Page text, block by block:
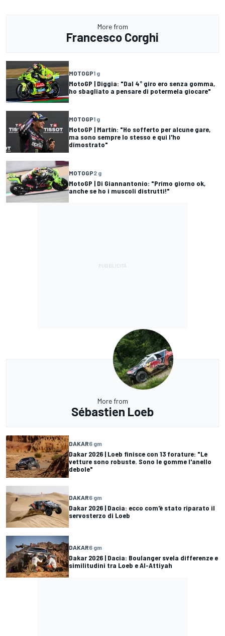
More from
Francesco Corghi
MOTOGP1 g
MotoGP | Diggia: "Dal 4° giro ero senza gomma,
ho sbagliato a pensare di potermela giocare"
MOTOGP1 g
MotoGP | Martín: "Ho sofferto per alcune gare,
ma sono sempre lo stesso e qui l'ho
dimostrato"
MOTOGP2 g
MotoGP | Di Giannantonio: "Primo giorno ok,
anche se ho i muscoli distrutti!"
More from
Sébastien Loeb
DAKAR6 gm
Dakar 2026 | Loeb finisce con 13 forature: "Le
vetture sono robuste. Sono le gomme l'anello
debole"
DAKAR6 gm
Dakar 2026 | Dacia: ecco com'è stato riparato il
servosterzo di Loeb
DAKAR6 gm
Dakar 2026 | Dacia: Boulanger svela differenze e
similitudini tra Loeb e Al-Attiyah